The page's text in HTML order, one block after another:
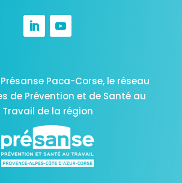
Paca-Corse, le réseau
de Prévention et de Santé au
Travail de la région